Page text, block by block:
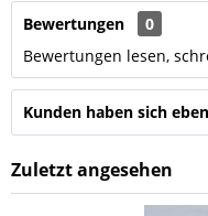
Bewertungen
0
Bewertungen lesen,
Kunden haben sich
Zuletzt angesehen